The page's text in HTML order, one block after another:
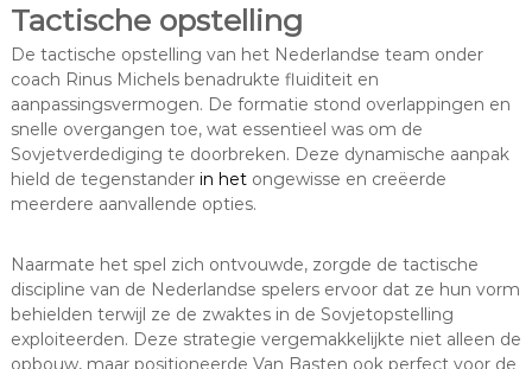
Tactische opstelling
De tactische opstelling van het Nederlandse team onder
coach Rinus Michels benadrukte fluiditeit en
aanpassingsvermogen. De formatie stond overlappingen en
snelle overgangen toe, wat essentieel was om de
Sovjetverdediging te doorbreken. Deze dynamische aanpak
hield de tegenstander in hetongewisse en creëerde
meerdere aanvallende opties.
Naarmate het spel zich ontvouwde, zorgde de tactische
discipline van de Nederlandse spelers ervoor dat ze hun vorm
behielden terwijl ze de zwaktes in de Sovjetopstelling
exploiteerden. Deze strategie vergemakkelijkte niet alleen de
opbouw, maar positioneerde Van Basten ook perfect voor de